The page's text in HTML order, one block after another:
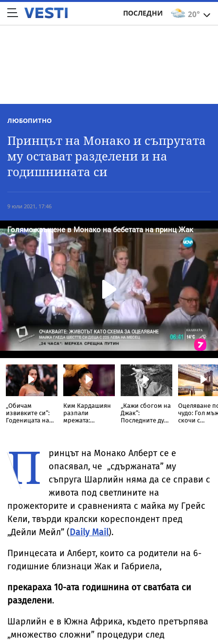
20°
ПОСЛЕДНИ
ЛЮБОПИТНО
Принцът на Монако и съпругата
му остават разделени и на
годишнината си
9 юли 2021, 17:46
„Обичам
извивките си“:
Годеницата на
тялото ѝ
Ким Кардашиян
разпали
мрежата:
Формула 1“ Люис
Хамилтън
„Кажи сбогом на
Джак“:
Последните думи
Мерилин Монро
Оцеляване
чудо: Гол
скочи с
П
ринцът на Монако Алберт се е
опасявал, че „сдържаната” му
съпруга Шарлийн няма да се справи с
живота под светлините на
прожекторите и сравненията с майка му Грейс
Кели, твърди кралски кореспондент пред
„Дейли Мейл” (Daily Mail).
Принцесата и Алберт, които са родители на 6-
годишние близнаци Жак и Габриела,
прекараха 10-ата годишнина от сватбата си
разделени.
Шарлийн е в Южна Африка, където претърпява
„множество сложни” процедури след